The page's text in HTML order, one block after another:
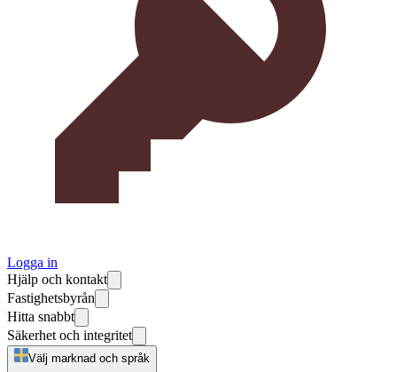
Logga in
Hjälp och kontakt
Fastighetsbyrån
Hitta snabbt
Säkerhet och integritet
Välj marknad och språk